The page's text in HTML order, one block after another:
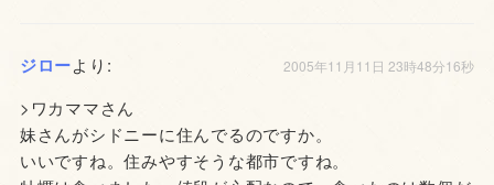
ジローより: 2005年11月11日 23時48分16秒
>ワカママさん
妹さんがシドニーに住んでるのですか。
いいですね。住みやすそうな都市ですね。